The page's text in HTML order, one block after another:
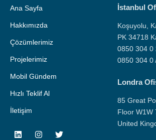
Ana Sayfa
Hakkımızda
Çözümlerimiz
Projelerimiz
Mobil Gündem
Hızlı Teklif Al
İletişim
İstanbul
Koşuyolu,
PK 34718
0850 304 0
0850 304 0
Londra
85 Great
Floor W1W
United